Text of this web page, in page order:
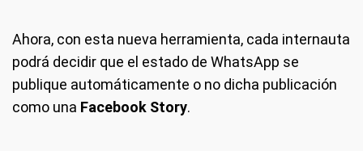
Ahora, con esta nueva herramienta, cada internauta
podrá decidir que el estado de WhatsApp se
publique automáticamente o no dicha publicación
como una Facebook Story.